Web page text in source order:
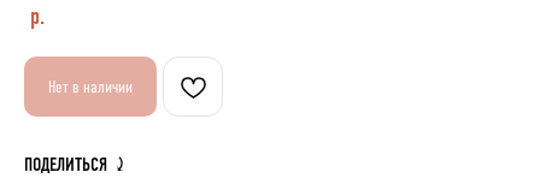
р.
Нет в наличии
ПОДЕЛИТЬСЯ ⤸